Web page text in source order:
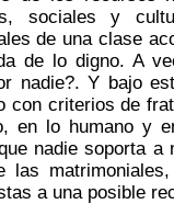
sociales y
de una clase
de lo digno. A
nadie?. Y bajo
con criterios de
en lo humano y
nadie soporta
las
a una posible